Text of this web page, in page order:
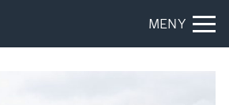
MENY